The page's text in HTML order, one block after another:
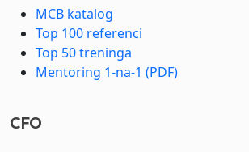
MCB katalog
Top 100 referenci
Top 50 treninga
Mentoring 1-na-1 (PDF)
CFO